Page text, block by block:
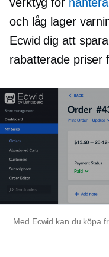
och låg lager
Ecwid dig att
rabatterade priser
Med Ecwid kan du köpa